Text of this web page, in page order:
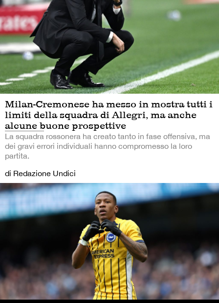
Milan-Cremonese ha messo in mostra tutti i
limiti della squadra di Allegri, ma anche
alcune buone prospettive
La squadra rossonera ha creato tanto in fase offensiva, ma
dei gravi errori individuali hanno compromesso la loro
partita.
di Redazione Undici